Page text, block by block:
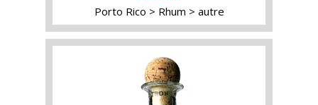
Porto Rico Rhum autre